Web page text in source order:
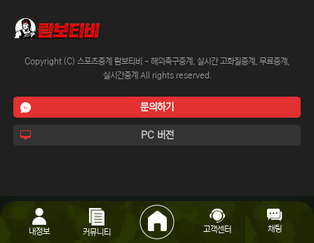
Copyright (C) 스포츠중계 람보티비 - 해외축구중계, 실시간 고화질중계, 무료중계,
실시간중계 All rights reserved.
문의하기
PC 버전
내정보 커뮤니티 고객센터 채팅